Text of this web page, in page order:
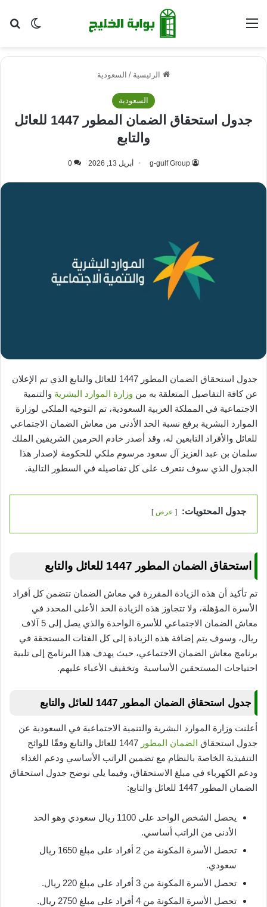
الوضع القائمة
الرئيسية / السعودية
السعودية
جدول استحقاق الضمان المطور 1447 للعائل
والتابع
g-gulf Group أبريل 13, 2026 0
جدول استحقاق الضمان المطور 1447 للعائل والتابع الذي تم الإعلان
عن كافة التفاصيل المتعلقة به من وزارة الموارد البشرية والتنمية
الاجتماعية في المملكة العربية السعودية، تم التوجيه الملكي لوزارة
الموارد البشرية برفع نسبة الحد الأدنى من معاش الضمان الاجتماعي
للعائل والأفراد التابعين له، وقد أصدر خادم الحرمين الشريفين الملك
سلمان بن عبد العزيز آل سعود مرسوم ملكي للحكومة لإصدار هذا
الجدول الذي سوف نتعرف على كل تفاصيله في السطور التالية.
جدول المحتويات: عرض
استحقاق الضمان المطور 1447 للعائل والتابع
تم تأكيد أن هذه الزيادة المقررة في معاش الضمان تتضمن كل أفراد
الأسرة المؤهلة، ولا تتجاوز هذه الزيادة الحد الأعلى المحدد في
معاش الضمان الاجتماعي للأسرة الواحدة والذي يصل إلى 5 آلاف
ريال، وسوف يتم إضافة هذه الزيادة إلى كل الفئات المستحقة في
برنامج معاش الضمان الاجتماعي، حيث يهدف هذا البرنامج إلى تلبية
احتياجات المستحقين الأساسية وتخفيف الأعباء عليهم.
جدول استحقاق الضمان المطور 1447 للعائل والتابع
أعلنت وزارة الموارد البشرية والتنمية الاجتماعية في السعودية عن
جدول استحقاق الضمان المطور
1447 للعائل والتابع وفقًا للوائح
التنفيذية الخاصة بالنظام مع تضمين الراتب الأساسي ودعم الغذاء
ودعم الكهرباء في مبلغ الاستحقاق، وفيما يلي نوضح جدول استحقاق
الضمان المطور 1447 للعائل والتابع:
يحصل الشخص الواحد على 1100 ريال سعودي وهو الحد
الأدنى من الراتب أساسي.
تحصل الأسرة المكونة من 2 أفراد على مبلغ 1650 ريال
سعودي.
تحصل الأسرة المكونة من 3 أفراد على مبلغ 220 ريال.
تحصل الأسرة المكونة من 4 أفراد على مبلغ 2750 ريال.